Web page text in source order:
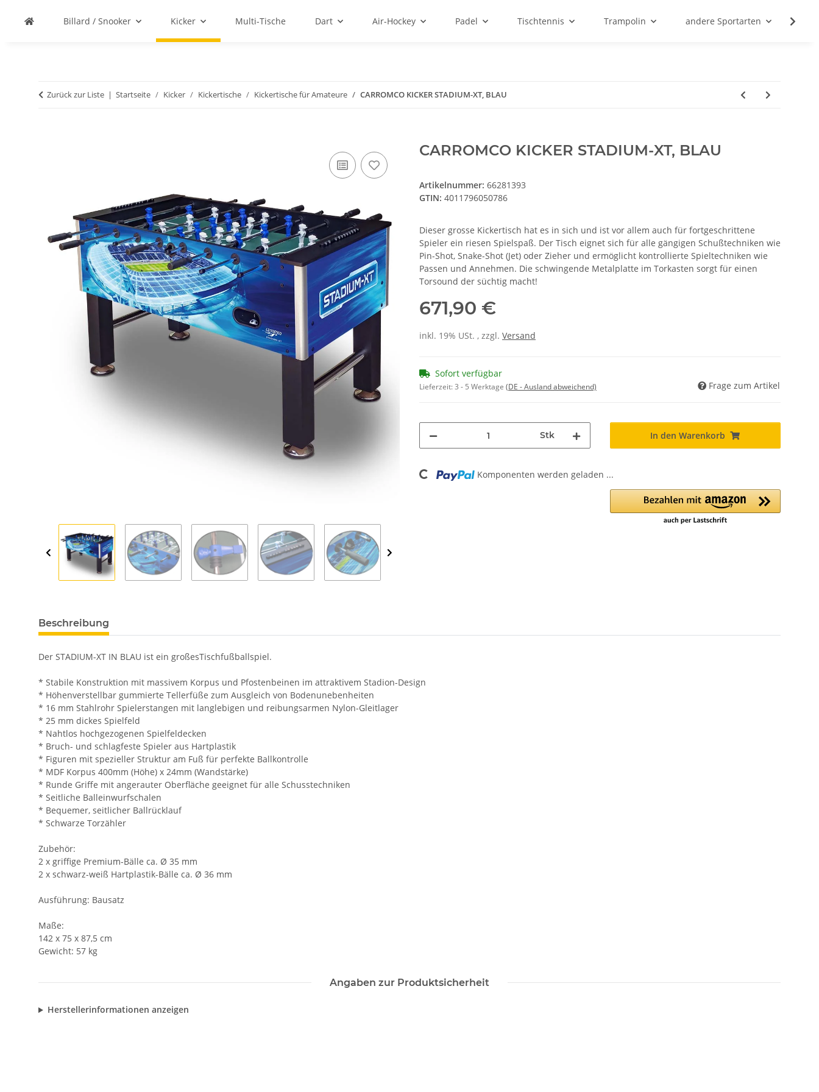
Billard / Snooker Kicker Multi-Tische Dart Air-Hockey Padel Tischtennis Trampolin andere Sportarten
Zurück zur Liste Startseite Kicker Kickertische Kickertische für Amateure CARROMCO KICKER STADIUM-XT, BLAU
CARROMCO KICKER STADIUM-XT, BLAU
Artikelnummer: 66281393
GTIN: 4011796050786
Dieser grosse Kickertisch hat es in sich und ist vor allem auch für fortgeschrittene
Spieler ein riesen Spielspaß. Der Tisch eignet sich für alle gängigen Schußtechniken wie
Pin-Shot, Snake-Shot (Jet) oder Zieher und ermöglicht kontrollierte Spieltechniken wie
Passen und Annehmen. Die schwingende Metalplatte im Torkasten sorgt für einen
Torsound der süchtig macht!
671,90 €
inkl. 19% USt. , zzgl. Versand
Sofort verfügbar
Lieferzeit:3 - 5 Werktage (DE - Ausland abweichend) Frage zum Artikel
Stk In den Warenkorb
Loading... Komponenten werden geladen ...
Beschreibung
Der STADIUM-XT IN BLAU ist ein großesTischfußballspiel.
* Stabile Konstruktion mit massivem Korpus und Pfostenbeinen im attraktivem Stadion-Design
* Höhenverstellbar gummierte Tellerfüße zum Ausgleich von Bodenunebenheiten
* 16 mm Stahlrohr Spielerstangen mit langlebigen und reibungsarmen Nylon-Gleitlager
* 25 mm dickes Spielfeld
* Nahtlos hochgezogenen Spielfeldecken
* Bruch- und schlagfeste Spieler aus Hartplastik
* Figuren mit spezieller Struktur am Fuß für perfekte Ballkontrolle
* MDF Korpus 400mm (Höhe) x 24mm (Wandstärke)
* Runde Griffe mit angerauter Oberfläche geeignet für alle Schusstechniken
* Seitliche Balleinwurfschalen
* Bequemer, seitlicher Ballrücklauf
* Schwarze Torzähler
Zubehör:
2 x griffige Premium-Bälle ca. Ø 35 mm
2 x schwarz-weiß Hartplastik-Bälle ca. Ø 36 mm
Ausführung: Bausatz
Maße:
142 x 75 x 87,5 cm
Gewicht: 57 kg
Angaben zur Produktsicherheit
Herstellerinformationen anzeigen